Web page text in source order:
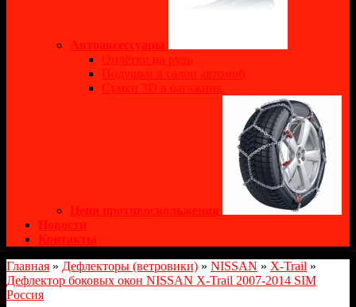
Автоаксессуары
Оплётки на руль
Подушки в салон автомоб
Сумки 3D в багажник.
Цепи противоскольжения
Новости
Контакты
Главная » Дефлекторы (ветровики) » NISSAN » X-Trail »
Дефлектор боковых окон NISSAN X-Trail 2007-2014 SIM
Россия